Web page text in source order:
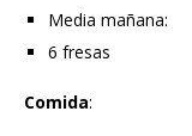
Media mañana:
6 fresas
Comida: